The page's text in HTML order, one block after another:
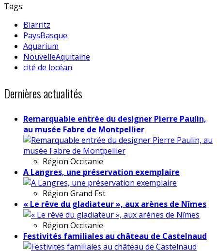
Tags:
Biarritz
PaysBasque
Aquarium
NouvelleAquitaine
cité de locéan
Dernières actualités
Remarquable entrée du designer Pierre Paulin,
au musée Fabre de Montpellier
Région Occitanie
A Langres, une préservation exemplaire
Région Grand Est
« Le rêve du gladiateur », aux arènes de Nîmes
Région Occitanie
Festivités familiales au château de Castelnaud